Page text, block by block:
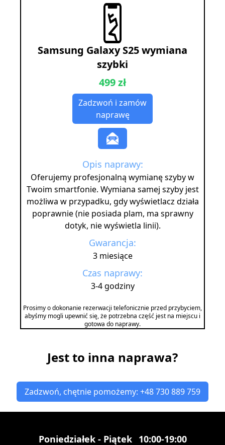
Samsung Galaxy S25 wymiana
szybki
499 zł
Zadzwoń i zamów
naprawę
Opis naprawy:
Oferujemy profesjonalną wymianę szyby w
Twoim smartfonie. Wymiana samej szyby jest
możliwa w przypadku, gdy wyświetlacz działa
poprawnie (nie posiada plam, ma sprawny
dotyk, nie wyświetla linii).
Gwarancja:
3 miesiące
Czas naprawy:
3-4 godziny
Prosimy o dokonanie rezerwacji telefonicznie przed przybyciem,
abyśmy mogli upewnić się, że potrzebna część jest na miejscu i
gotowa do naprawy.
Jest to inna naprawa?
Zadzwoń, chętnie pomożemy: +48 730 889 759
Poniedziałek - Piątek 10:00-19:00